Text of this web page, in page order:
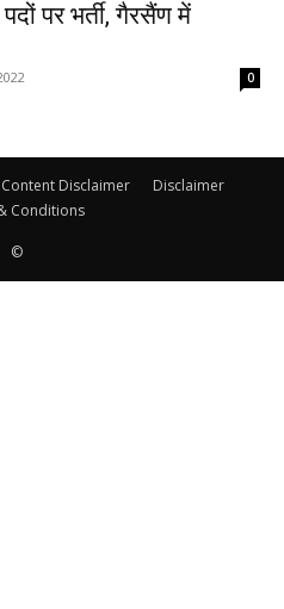
पर भर्ती, गैरसैंण में
0
Content Disclaimer
Disclaimer
Conditions
©